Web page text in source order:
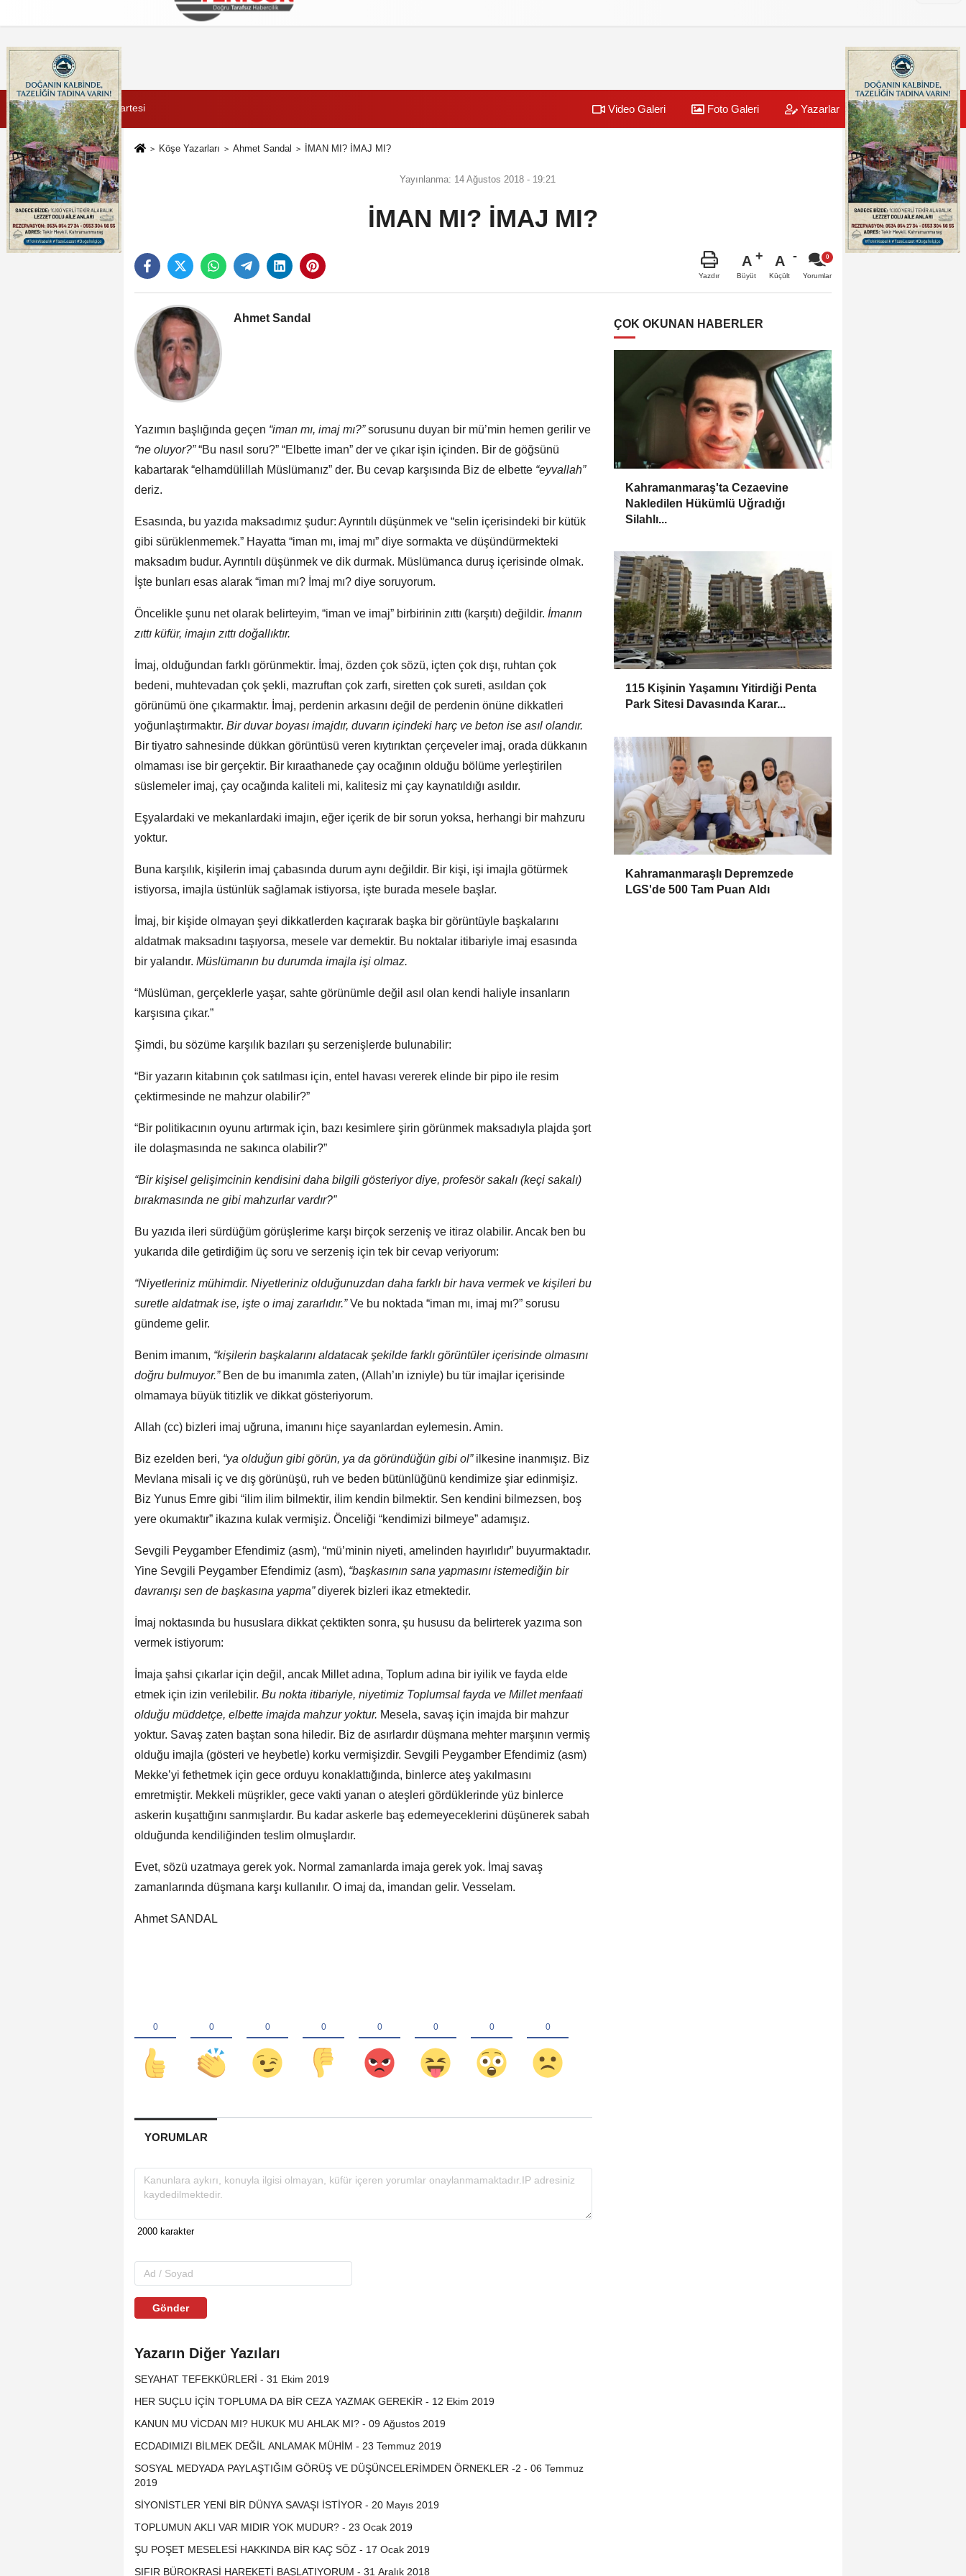
İletişim Çerez Politikası
8 Ağustos 2026, Cumartesi Video Galeri Foto Galeri Yazarlar Üye Paneli
Köşe Yazarları Ahmet Sandal İMAN MI? İMAJ MI?
Yayınlanma: 14 Ağustos 2018 - 19:21
İMAN MI? İMAJ MI?
Yazdır
A
Büyüt
A
Küçült Yorumlar
Ahmet Sandal
Yazımın başlığında geçen “iman mı, imaj mı?”sorusunu duyan bir mü’min hemen gerilir ve
“ne oluyor?”“Bu nasıl soru?” “Elbette iman” der ve çıkar işin içinden. Bir de göğsünü
kabartarak “elhamdülillah Müslümanız” der. Bu cevap karşısında Biz de elbette “eyvallah”
deriz.
Esasında, bu yazıda maksadımız şudur: Ayrıntılı düşünmek ve “selin içerisindeki bir kütük
gibi sürüklenmemek.” Hayatta “iman mı, imaj mı” diye sormakta ve düşündürmekteki
maksadım budur. Ayrıntılı düşünmek ve dik durmak. Müslümanca duruş içerisinde olmak.
İşte bunları esas alarak “iman mı? İmaj mı? diye soruyorum.
Öncelikle şunu net olarak belirteyim, “iman ve imaj” birbirinin zıttı (karşıtı) değildir. İmanın
zıttı küfür, imajın zıttı doğallıktır.
İmaj, olduğundan farklı görünmektir. İmaj, özden çok sözü, içten çok dışı, ruhtan çok
bedeni, muhtevadan çok şekli, mazruftan çok zarfı, siretten çok sureti, asıldan çok
görünümü öne çıkarmaktır. İmaj, perdenin arkasını değil de perdenin önüne dikkatleri
yoğunlaştırmaktır. Bir duvar boyası imajdır, duvarın içindeki harç ve beton ise asıl olandır.
Bir tiyatro sahnesinde dükkan görüntüsü veren kıytırıktan çerçeveler imaj, orada dükkanın
olmaması ise bir gerçektir. Bir kıraathanede çay ocağının olduğu bölüme yerleştirilen
süslemeler imaj, çay ocağında kaliteli mi, kalitesiz mi çay kaynatıldığı asıldır.
Eşyalardaki ve mekanlardaki imajın, eğer içerik de bir sorun yoksa, herhangi bir mahzuru
yoktur.
Buna karşılık, kişilerin imaj çabasında durum aynı değildir. Bir kişi, işi imajla götürmek
istiyorsa, imajla üstünlük sağlamak istiyorsa, işte burada mesele başlar.
İmaj, bir kişide olmayan şeyi dikkatlerden kaçırarak başka bir görüntüyle başkalarını
aldatmak maksadını taşıyorsa, mesele var demektir. Bu noktalar itibariyle imaj esasında
bir yalandır. Müslümanın bu durumda imajla işi olmaz.
“Müslüman, gerçeklerle yaşar, sahte görünümle değil asıl olan kendi haliyle insanların
karşısına çıkar.”
Şimdi, bu sözüme karşılık bazıları şu serzenişlerde bulunabilir:
“Bir yazarın kitabının çok satılması için, entel havası vererek elinde bir pipo ile resim
çektirmesinde ne mahzur olabilir?”
“Bir politikacının oyunu artırmak için, bazı kesimlere şirin görünmek maksadıyla plajda şort
ile dolaşmasında ne sakınca olabilir?”
“Bir kişisel gelişimcinin kendisini daha bilgili gösteriyor diye, profesör sakalı (keçi sakalı)
bırakmasında ne gibi mahzurlar vardır?”
Bu yazıda ileri sürdüğüm görüşlerime karşı birçok serzeniş ve itiraz olabilir. Ancak ben bu
yukarıda dile getirdiğim üç soru ve serzeniş için tek bir cevap veriyorum:
“Niyetleriniz mühimdir. Niyetleriniz olduğunuzdan daha farklı bir hava vermek ve kişileri bu
suretle aldatmak ise, işte o imaj zararlıdır.”Ve bu noktada “iman mı, imaj mı?” sorusu
gündeme gelir.
Benim imanım, “kişilerin başkalarını aldatacak şekilde farklı görüntüler içerisinde olmasını
doğru bulmuyor.”Ben de bu imanımla zaten, (Allah’ın izniyle) bu tür imajlar içerisinde
olmamaya büyük titizlik ve dikkat gösteriyorum.
Allah (cc) bizleri imaj uğruna, imanını hiçe sayanlardan eylemesin. Amin.
Biz ezelden beri, “ya olduğun gibi görün, ya da göründüğün gibi ol”ilkesine inanmışız. Biz
Mevlana misali iç ve dış görünüşü, ruh ve beden bütünlüğünü kendimize şiar edinmişiz.
Biz Yunus Emre gibi “ilim ilim bilmektir, ilim kendin bilmektir. Sen kendini bilmezsen, boş
yere okumaktır” ikazına kulak vermişiz. Önceliği “kendimizi bilmeye” adamışız.
Sevgili Peygamber Efendimiz (asm), “mü’minin niyeti, amelinden hayırlıdır” buyurmaktadır.
Yine Sevgili Peygamber Efendimiz (asm), “başkasının sana yapmasını istemediğin bir
davranışı sen de başkasına yapma”diyerek bizleri ikaz etmektedir.
İmaj noktasında bu hususlara dikkat çektikten sonra, şu hususu da belirterek yazıma son
vermek istiyorum:
İmaja şahsi çıkarlar için değil, ancak Millet adına, Toplum adına bir iyilik ve fayda elde
etmek için izin verilebilir. Bu nokta itibariyle, niyetimiz Toplumsal fayda ve Millet menfaati
olduğu müddetçe, elbette imajda mahzur yoktur. Mesela, savaş için imajda bir mahzur
yoktur. Savaş zaten baştan sona hiledir. Biz de asırlardır düşmana mehter marşının vermiş
olduğu imajla (gösteri ve heybetle) korku vermişizdir. Sevgili Peygamber Efendimiz (asm)
Mekke’yi fethetmek için gece orduyu konaklattığında, binlerce ateş yakılmasını
emretmiştir. Mekkeli müşrikler, gece vakti yanan o ateşleri gördüklerinde yüz binlerce
askerin kuşattığını sanmışlardır. Bu kadar askerle baş edemeyeceklerini düşünerek sabah
olduğunda kendiliğinden teslim olmuşlardır.
Evet, sözü uzatmaya gerek yok. Normal zamanlarda imaja gerek yok. İmaj savaş
zamanlarında düşmana karşı kullanılır. O imaj da, imandan gelir. Vesselam.
Ahmet SANDAL
YORUMLAR
Gönder
Yazarın Diğer Yazıları
SEYAHAT TEFEKKÜRLERİ - 31 Ekim 2019
HER SUÇLU İÇİN TOPLUMA DA BİR CEZA YAZMAK GEREKİR - 12 Ekim 2019
KANUN MU VİCDAN MI? HUKUK MU AHLAK MI? - 09 Ağustos 2019
ECDADIMIZI BİLMEK DEĞİL ANLAMAK MÜHİM - 23 Temmuz 2019
SOSYAL MEDYADA PAYLAŞTIĞIM GÖRÜŞ VE DÜŞÜNCELERİMDEN ÖRNEKLER -2 - 06 Temmuz
2019
SİYONİSTLER YENİ BİR DÜNYA SAVAŞI İSTİYOR - 20 Mayıs 2019
TOPLUMUN AKLI VAR MIDIR YOK MUDUR? - 23 Ocak 2019
ŞU POŞET MESELESİ HAKKINDA BİR KAÇ SÖZ - 17 Ocak 2019
SIFIR BÜROKRASİ HAREKETİ BAŞLATIYORUM - 31 Aralık 2018
ÇOK OKUNAN HABERLER
Kahramanmaraş'ta Cezaevine
Nakledilen Hükümlü Uğradığı
Silahlı...
115 Kişinin Yaşamını Yitirdiği Penta
Park Sitesi Davasında Karar...
Kahramanmaraşlı Depremzede
LGS'de 500 Tam Puan Aldı